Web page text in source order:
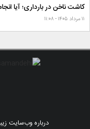
کاشت ناخن در بارداری؛ آیا
۱۱ مرداد ۱۴۰۵ - ۱۱:۰۸
درباره وب‌سایت